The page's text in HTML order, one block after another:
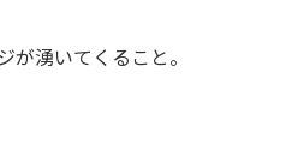
が湧いてくること。